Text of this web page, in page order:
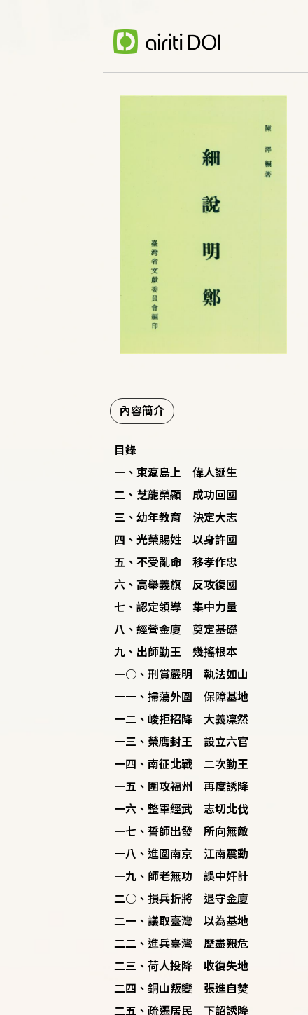
內容簡介
目錄
一、東瀛島上 偉人誕生
二、芝龍榮顯 成功回國
三、幼年教育 決定大志
四、光榮賜姓 以身許國
五、不受亂命 移孝作忠
六、高舉義旗 反攻復國
七、認定領導 集中力量
八、經營金廈 奠定基礎
九、出師勤王 幾搖根本
一○、刑賞嚴明 執法如山
一一、掃蕩外圍 保障基地
一二、峻拒招降 大義凜然
一三、榮膺封王 設立六官
一四、南征北戰 二次勤王
一五、圍攻福州 再度誘降
一六、整軍經武 志切北伐
一七、誓師出發 所向無敵
一八、進圍南京 江南震動
一九、師老無功 誤中奸計
二○、損兵折將 退守金廈
二一、議取臺灣 以為基地
二二、進兵臺灣 歷盡艱危
二三、荷人投降 收復失地
二四、銅山叛變 張進自焚
二五、疏遷居民 下詔誘降